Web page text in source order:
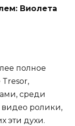
Виолета
полное
Tresor,
среди
ролики,
эти духи.